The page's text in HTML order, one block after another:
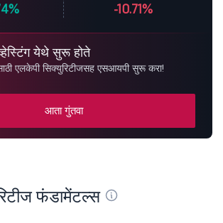
-10.71%
येथे सुरू होते
एलकेपी सिक्युरिटीजसह एसआयपी सुरू करा!
आता गुंतवा
फंडामेंटल्स